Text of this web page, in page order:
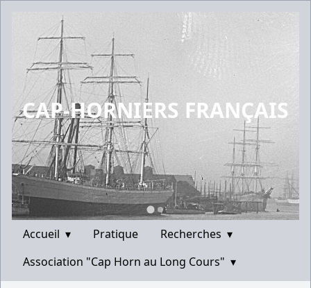
CAP-HORNIERS FRANÇAIS
Accueil ▾ Pratique Recherches ▾
Association "Cap Horn au Long Cours" ▾